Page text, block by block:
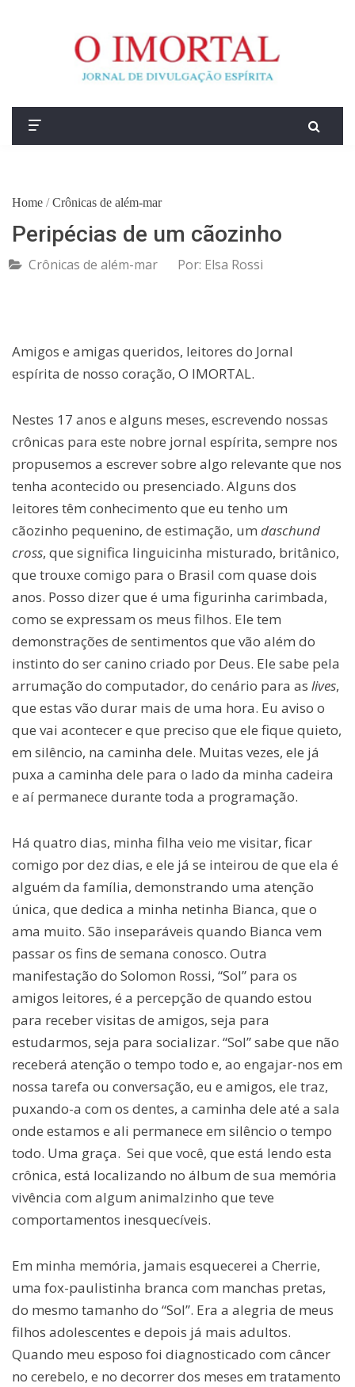
Home / Crônicas de além-mar
Peripécias de um cãozinho
Crônicas de além-mar Por: Elsa Rossi
Amigos e amigas queridos, leitores do Jornal
espírita de nosso coração, O IMORTAL.
Nestes 17 anos e alguns meses, escrevendo nossas
crônicas para este nobre jornal espírita, sempre nos
propusemos a escrever sobre algo relevante que nos
tenha acontecido ou presenciado. Alguns dos
leitores têm conhecimento que eu tenho um
cãozinho pequenino, de estimação, um daschund
cross, que significa linguicinha misturado, britânico,
que trouxe comigo para o Brasil com quase dois
anos. Posso dizer que é uma figurinha carimbada,
como se expressam os meus filhos. Ele tem
demonstrações de sentimentos que vão além do
instinto do ser canino criado por Deus. Ele sabe pela
arrumação do computador, do cenário para as lives,
que estas vão durar mais de uma hora. Eu aviso o
que vai acontecer e que preciso que ele fique quieto,
em silêncio, na caminha dele. Muitas vezes, ele já
puxa a caminha dele para o lado da minha cadeira
e aí permanece durante toda a programação.
Há quatro dias, minha filha veio me visitar, ficar
comigo por dez dias, e ele já se inteirou de que ela é
alguém da família, demonstrando uma atenção
única, que dedica a minha netinha Bianca, que o
ama muito. São inseparáveis quando Bianca vem
passar os fins de semana conosco. Outra
manifestação do Solomon Rossi, “Sol” para os
amigos leitores, é a percepção de quando estou
para receber visitas de amigos, seja para
estudarmos, seja para socializar. “Sol” sabe que não
receberá atenção o tempo todo e, ao engajar-nos em
nossa tarefa ou conversação, eu e amigos, ele traz,
puxando-a com os dentes, a caminha dele até a sala
onde estamos e ali permanece em silêncio o tempo
todo. Uma graça. Sei que você, que está lendo esta
crônica, está localizando no álbum de sua memória
vivência com algum animalzinho que teve
comportamentos inesquecíveis.
Em minha memória, jamais esquecerei a Cherrie,
uma fox-paulistinha branca com manchas pretas,
do mesmo tamanho do “Sol”. Era a alegria de meus
filhos adolescentes e depois já mais adultos.
Quando meu esposo foi diagnosticado com câncer
no cerebelo, e no decorrer dos meses em tratamento